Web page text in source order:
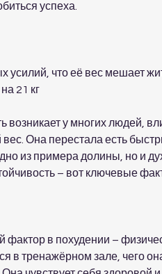
успеха.
усилий, что её вес мешает
21 кг
возникает у многих людей,
Она перестала есть
из примера долины, но и
– вот ключевые
в похудении –
в тренажёрном зале, чего